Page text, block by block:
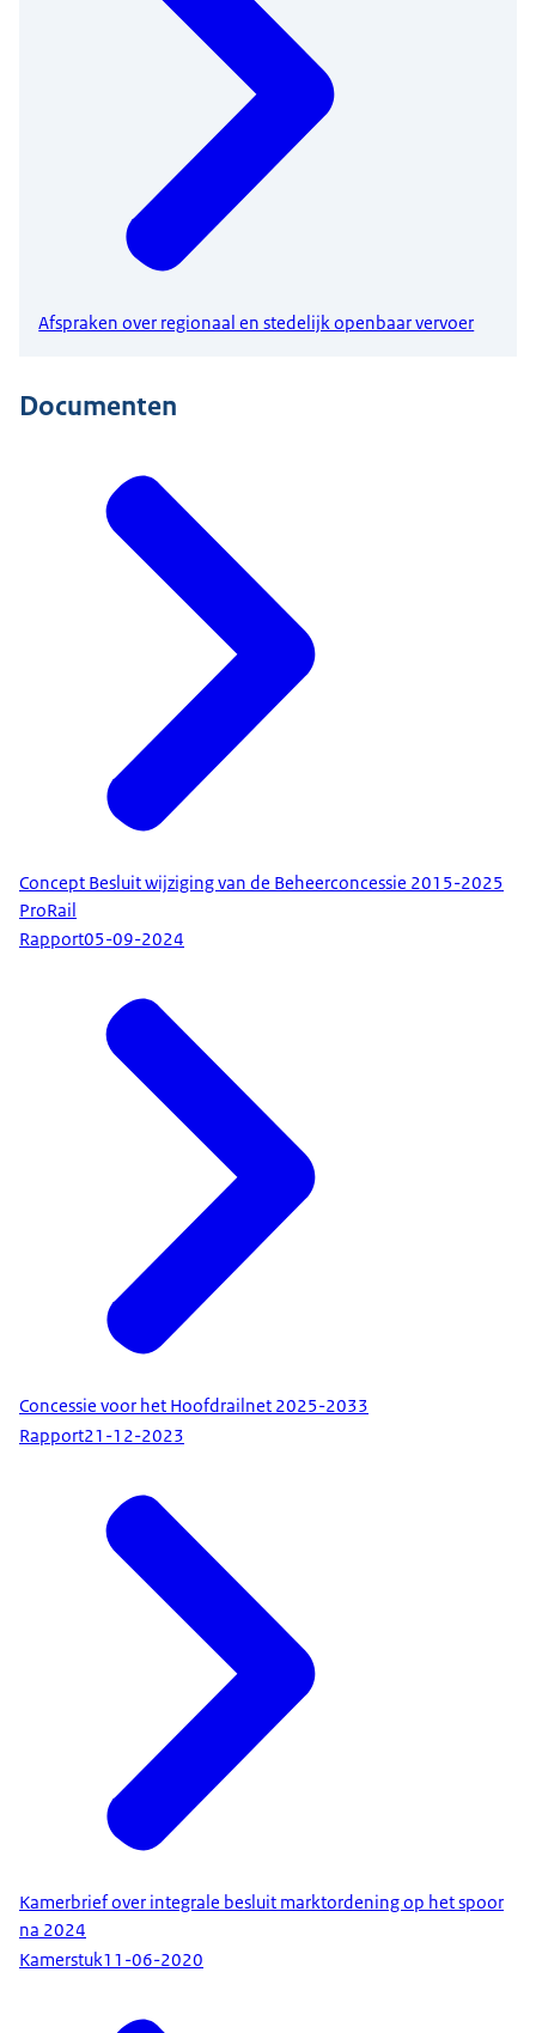
Afspraken over regionaal en stedelijk openbaar vervoer
Documenten
Concept Besluit wijziging van de Beheerconcessie 2015-2025
ProRail
Rapport05-09-2024
Concessie voor het Hoofdrailnet 2025-2033
Rapport21-12-2023
Kamerbrief over integrale besluit marktordening op het spoor
na 2024
Kamerstuk11-06-2020